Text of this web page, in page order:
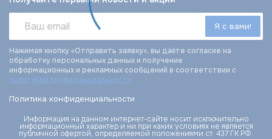
Нажимая кнопку «Отправить заявку», вы даёте согласие на
обработку персональных данных и получение
информационных и рекламных сообщений в соответствии с
политикой конфиденциальности
Политика конфиденциальности
Информация на данном интернет-сайте носит исключительно
информационный характер и ни при каких условиях не является
публичной офертой, определяемой положениями ст. 437 ГК РФ.